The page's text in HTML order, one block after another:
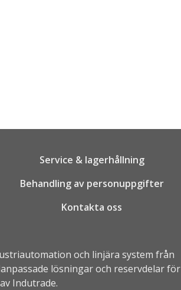
Service & lagerhållning
Behandling av personuppgifter
Kontakta oss
och linjära system från
lösningar och reservdelar för
Indutrade.